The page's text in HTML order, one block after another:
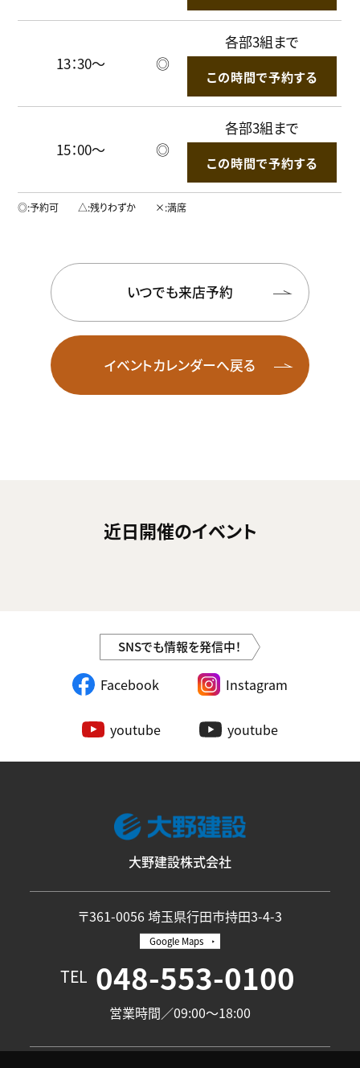
13：30～ ◎
各部3組まで
この時間で予約する
15：00～ ◎
各部3組まで
この時間で予約する
◎予約可 △ 残りわずか × 満席
いつでも来店予約
イベントカレンダーへ戻る
近日開催のイベント
SNSでも情報を発信中！
Facebook Instagram
youtube youtube
大野建設株式会社
〒361-0056 埼玉県行田市持田3-4-3
Google Maps
TEL 048-553-0100
営業時間／09:00〜18:00